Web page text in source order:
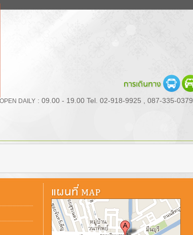
OPEN DAILY : 09.00 - 19.00 Tel. 02-918-9925 , 087-335-0379